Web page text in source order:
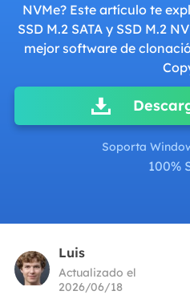
NVMe? Este artículo te
SSD M.2 SATA y SSD M.2
mejor software de
Soporta
100%
Luis
Actualizado el
2026/06/18